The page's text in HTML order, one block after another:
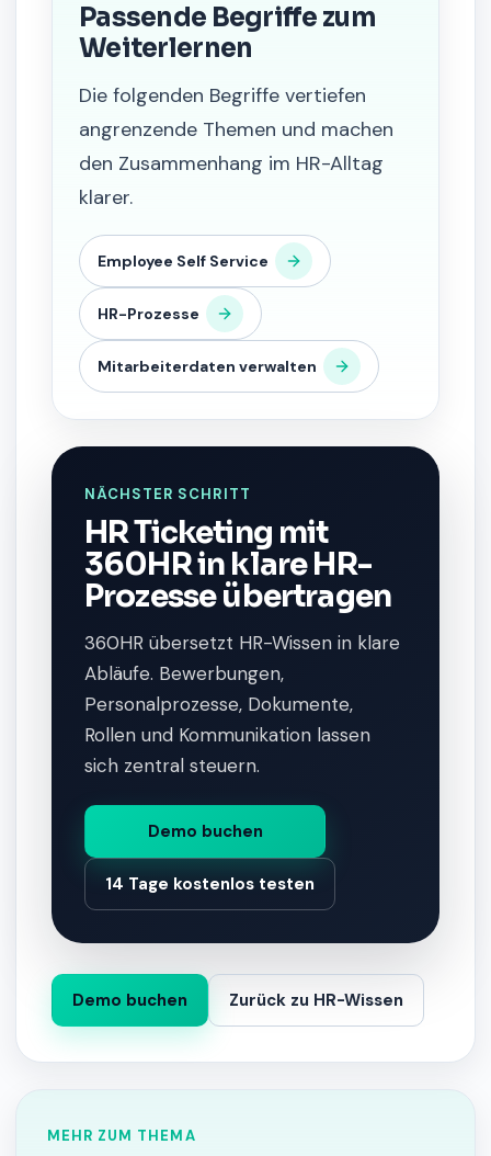
Passende Begriffe zum
Weiterlernen
Die folgenden Begriffe vertiefen
angrenzende Themen und machen
den Zusammenhang im HR-Alltag
klarer.
Employee Self Service
HR-Prozesse
Mitarbeiterdaten verwalten
NÄCHSTER SCHRITT
HR Ticketing mit
360HR in klare HR-
Prozesse übertragen
360HR übersetzt HR-Wissen in klare
Abläufe. Bewerbungen,
Personalprozesse, Dokumente,
Rollen und Kommunikation lassen
sich zentral steuern.
Demo buchen
14 Tage kostenlos testen
Demo buchen Zurück zu HR-Wissen
MEHR ZUM THEMA